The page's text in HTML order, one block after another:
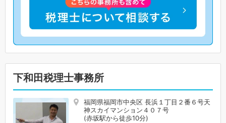
下和田税理士事務所
福岡県福岡市中央区 長浜１丁目２番６号天
神スカイマンション４０７号
(赤坂駅から徒歩10分)